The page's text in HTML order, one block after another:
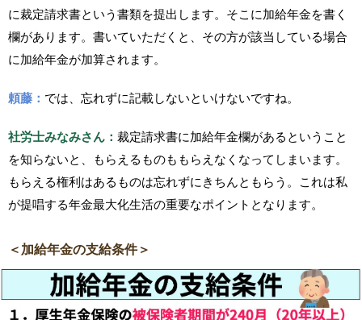
に裁定請求書という書類を提出します。そこに加給年金を書く
欄があります。書いていただくと、その方が該当している場合
に加給年金が加算されます。
頼藤： では、忘れずに記載しないといけないですね。
社労士みなみさん： 裁定請求書に加給年金欄があるということ
を知らないと、もらえるものももらえなくなってしまいます。
もらえる権利はあるものは忘れずにきちんともらう。これは私
が提唱する年金最大化生活の重要なポイントとなります。
＜加給年金の支給条件＞